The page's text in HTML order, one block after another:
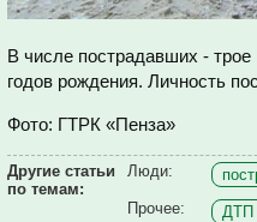
В числе пострадавших -
годов рождения. Личность
Фото: ГТРК «Пенза»
Другие статьи
по темам:
Люди:
Прочее:
ДТП